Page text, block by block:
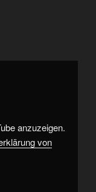
anzuzeigen.
von